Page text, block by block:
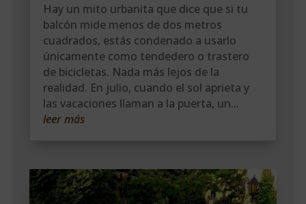
Hay un mito urbanita que dice que si tu
balcón mide menos de dos metros
cuadrados, estás condenado a usarlo
únicamente como tendedero o trastero
de bicicletas. Nada más lejos de la
realidad. En julio, cuando el sol aprieta y
las vacaciones llaman a la puerta, un...
leer más